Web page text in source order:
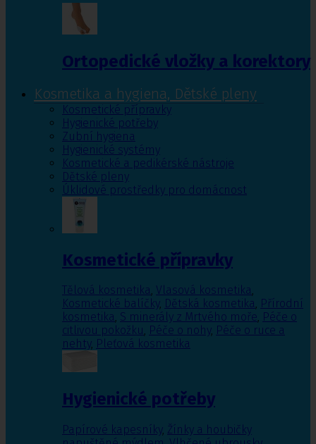
Ortopedické vložky a korektory
Kosmetika a hygiena, Dětské pleny
Kosmetické přípravky
Hygienické potřeby
Zubní hygiena
Hygienické systémy
Kosmetické a pedikérské nástroje
Dětské pleny
Úklidové prostředky pro domácnost
Kosmetické přípravky
Tělová kosmetika, Vlasová kosmetika,
Kosmetické balíčky, Dětská kosmetika, Přírodní
kosmetika, S minerály z Mrtvého moře, Péče o
citlivou pokožku, Péče o nohy, Péče o ruce a
nehty, Pleťová kosmetika
Hygienické potřeby
Papírové kapesníky, Žínky a houbičky